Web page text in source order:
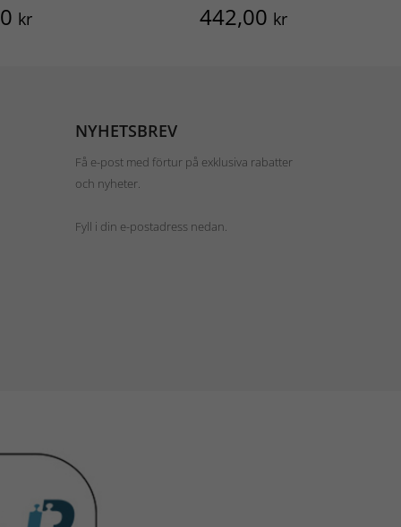
kr 442,00 kr
NYHETSBREV
Få e-post med förtur på exklusiva rabatter
och nyheter.
Fyll i din e-postadress nedan.